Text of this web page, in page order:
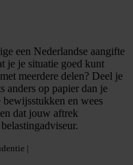
een Nederlandse aangifte
je je situatie goed kunt
meerdere delen? Deel je
anders op papier dan je
en wees
dat jouw aftrek
|